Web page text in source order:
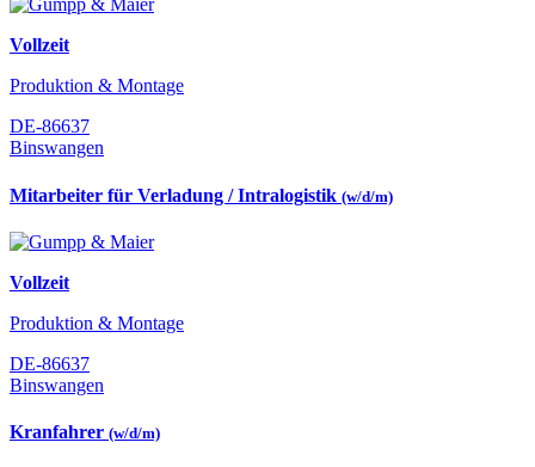
Vollzeit
Produktion & Montage
DE-86637
Binswangen
Mitarbeiter für Verladung / Intralogistik (w/d/m)
Vollzeit
Produktion & Montage
DE-86637
Binswangen
Kranfahrer (w/d/m)